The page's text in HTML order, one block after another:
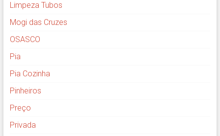
Limpeza Tubos
Mogi das Cruzes
OSASCO
Pia
Pia Cozinha
Pinheiros
Preço
Privada